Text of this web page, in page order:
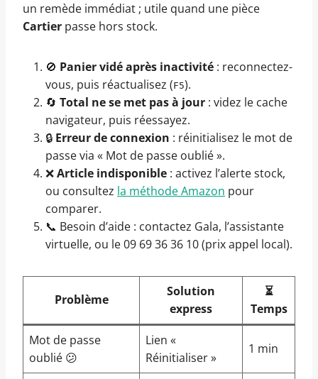
un remède immédiat ; utile quand une pièce
Cartier passe hors stock.
🚫 Panier vidé après inactivité : reconnectez-
vous, puis réactualisez (F5).
🔄 Total ne se met pas à jour : videz le cache
navigateur, puis réessayez.
🔒 Erreur de connexion : réinitialisez le mot de
passe via « Mot de passe oublié ».
❌Article indisponible : activez l’alerte stock,
ou consultez la méthode Amazon pour
comparer.
📞 Besoin d’aide : contactez Gala, l’assistante
virtuelle, ou le 09 69 36 36 10 (prix appel local).
Problème
Solution
express
⏳
Temps
Mot de passe
oublié 😕
Lien «
Réinitialiser »
1 min